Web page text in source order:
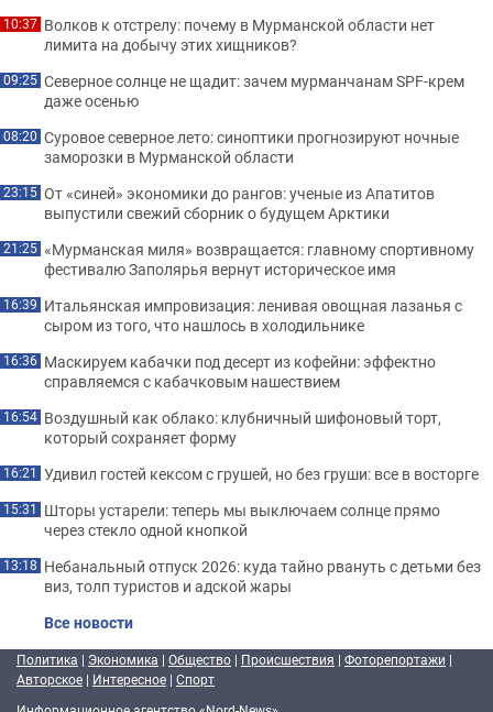
10:37 Волков к отстрелу: почему в Мурманской области нет
лимита на добычу этих хищников?
09:25 Северное солнце не щадит: зачем мурманчанам SPF-крем
даже осенью
08:20 Суровое северное лето: синоптики прогнозируют ночные
заморозки в Мурманской области
23:15 От «синей» экономики до рангов: ученые из Апатитов
выпустили свежий сборник о будущем Арктики
21:25 «Мурманская миля» возвращается: главному спортивному
фестивалю Заполярья вернут историческое имя
16:39 Итальянская импровизация: ленивая овощная лазанья с
сыром из того, что нашлось в холодильнике
16:36 Маскируем кабачки под десерт из кофейни: эффектно
справляемся с кабачковым нашествием
16:54 Воздушный как облако: клубничный шифоновый торт,
который сохраняет форму
16:21 Удивил гостей кексом с грушей, но без груши: все в восторге
15:31 Шторы устарели: теперь мы выключаем солнце прямо
через стекло одной кнопкой
13:18 Небанальный отпуск 2026: куда тайно рвануть с детьми без
виз, толп туристов и адской жары
Все новости
Политика | Экономика | Общество | Происшествия | Фоторепортажи |
Авторское | Интересное | Спорт